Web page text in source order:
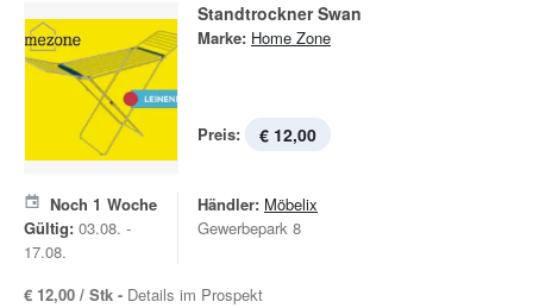
Standtrockner Swan
Marke: Home Zone
Preis: € 12,00
Noch 1 Woche
Gültig: 03.08. -
17.08.
Händler: Möbelix
Gewerbepark 8
€ 12,00 / Stk - Details im Prospekt